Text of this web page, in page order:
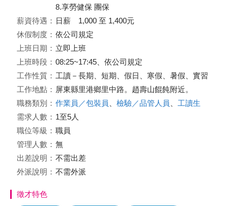
8.享勞健保 團保
薪資待遇： 日薪 1,000 至 1,400元
休假制度： 依公司規定
上班日期： 立即上班
上班時段： 08:25~17:45、依公司規定
工作性質： 工讀－長期、短期、假日、寒假、暑假、實習
工作地點： 屏東縣里港鄉里中路。趙壽山餛飩附近。
職務類別： 作業員／包裝員 檢驗／品管人員
工讀生
需求人數： 1至5人
職位等級： 職員
管理人數： 無
出差說明： 不需出差
外派說明： 不需外派
徵才特色